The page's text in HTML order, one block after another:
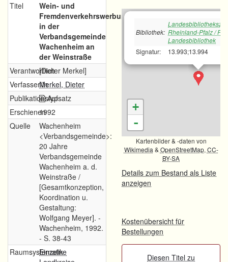
Titel
Wein- und
Fremdenverkehrswerbung
in der
Verbandsgemeinde
Wachenheim an
der Weinstraße
Verantwortlich[Dieter Merkel]
Verfasser/inMerkel, Dieter
PublikationstypAufsatz
Erschienen1992
Quelle
Wachenheim
<Verbandsgemeinde>:
20 Jahre
Verbandsgemeinde
Wachenheim a. d.
Weinstraße /
[Gesamtkonzeption,
Koordination u.
Gestaltung:
Wolfgang Meyer]. -
Wachenheim, 1992.
- S. 38-43
Raumsystematik
Einzelne
Bibliothek: Rheinland-Pfalz /
Landesbibliothek
Signatur:
13.993;13.994
+
-
Kartenbilder & -daten von
Wikimedia & OpenStreetMap, CC-
BY-SA
Details zum Bestand als Liste
anzeigen
Kostenübersicht für
Bestellungen
Diesen Titel zu